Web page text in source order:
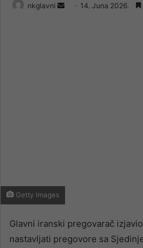
nkglavni
Send 14. Juna 2026.
Getty Images
Glavni iranski pregovarač
nastavljati pregovore sa